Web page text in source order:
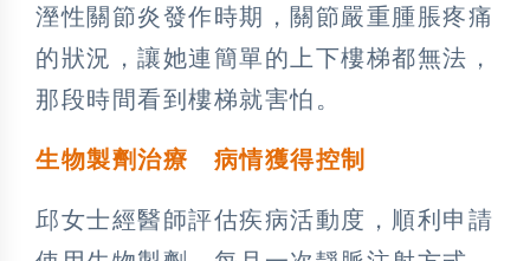
溼性關節炎發作時期，關節嚴重腫脹疼痛
的狀況，讓她連簡單的上下樓梯都無法，
那段時間看到樓梯就害怕。
生物製劑治療 病情獲得控制
邱女士經醫師評估疾病活動度，順利申請